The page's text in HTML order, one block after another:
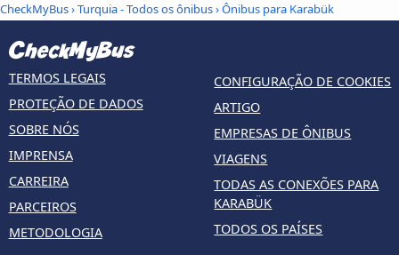
CheckMyBus›Turquia - Todos os ônibus› Ônibus para Karabük
TERMOS LEGAIS
PROTEÇÃO DE DADOS
SOBRE NÓS
IMPRENSA
CARREIRA
PARCEIROS
METODOLOGIA
CONFIGURAÇÃO DE COOKIES
ARTIGO
EMPRESAS DE ÔNIBUS
VIAGENS
TODAS AS CONEXÕES PARA
KARABÜK
TODOS OS PAÍSES